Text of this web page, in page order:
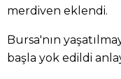
merdiven eklendi.
Bursa'nın
başla yok edildi